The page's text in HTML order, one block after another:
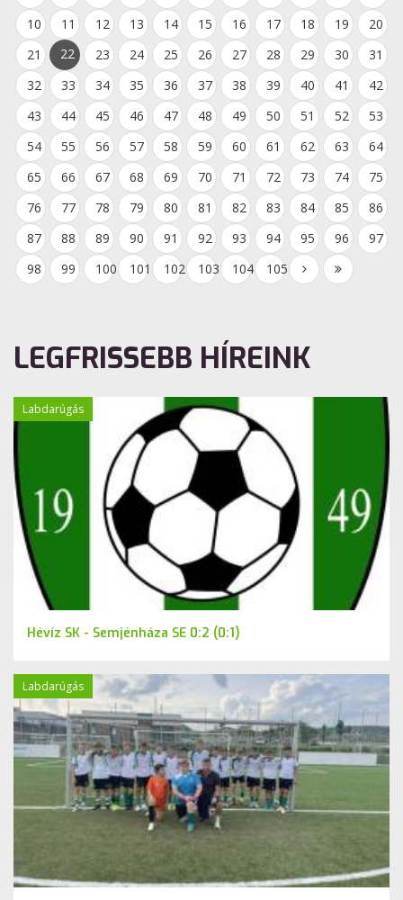
10
11 12 13 14 15 16 17 18 19
20
21
22 23 24 25 26 27 28 29 30
31
32
33 34 35 36 37 38 39 40 41
42
43
44 45 46 47 48 49 50 51 52
53
54
55 56 57 58 59 60 61 62 63
64
65
66 67 68 69 70 71 72 73 74
75
76
77 78 79 80 81 82 83 84 85
86
87
88 89 90 91 92 93 94 95 96
97
98
99 100 101 102 103 104 105
LEGFRISSEBB HÍREINK
Labdarúgás
Hévíz SK - Semjénháza SE 0:2 (0:1)
Labdarúgás